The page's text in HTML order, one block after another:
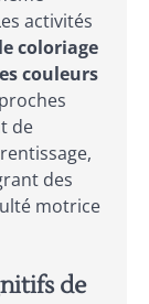
activités
le coloriage
couleurs
de
des
motrice
de